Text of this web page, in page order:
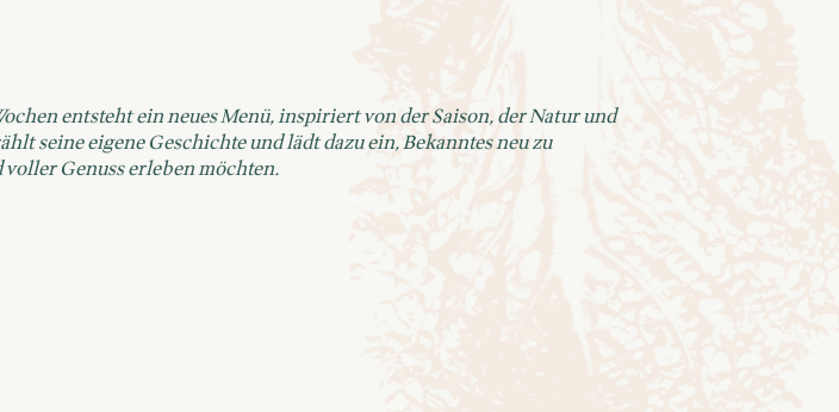
entsteht ein neues Menü, inspiriert von der Saison, der Natur und
seine eigene Geschichte und lädt dazu ein, Bekanntes neu zu
Genuss erleben möchten.